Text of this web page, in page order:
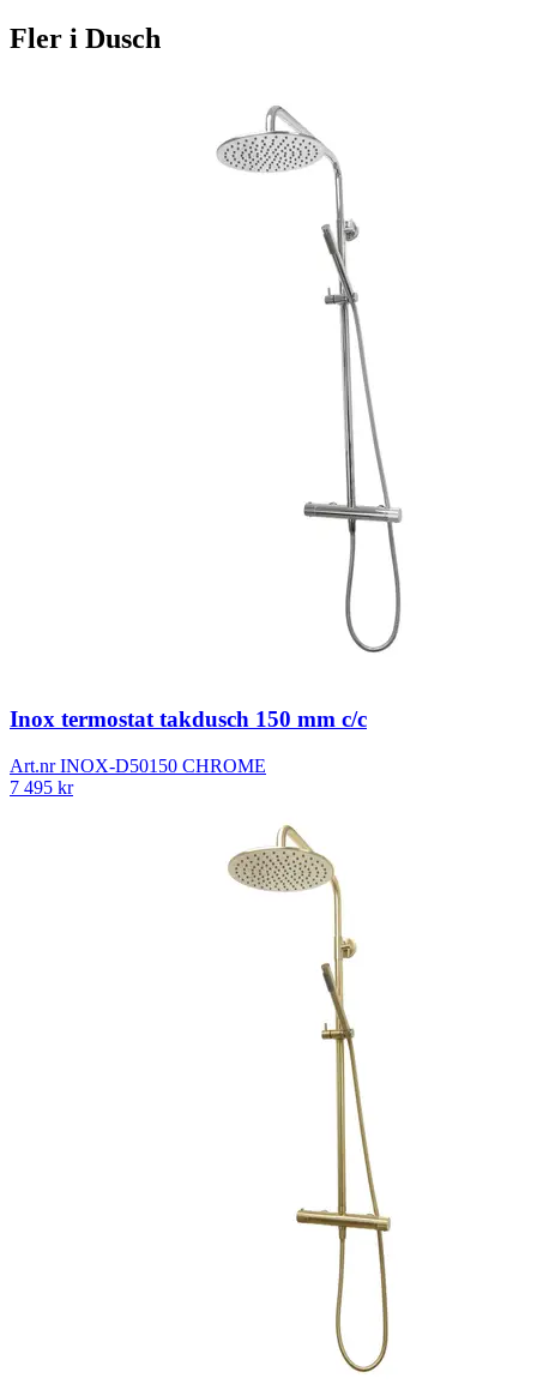
Fler i Dusch
Inox termostat takdusch 150 mm c/c
Art.nrINOX-D50150 CHROME
7 495 kr